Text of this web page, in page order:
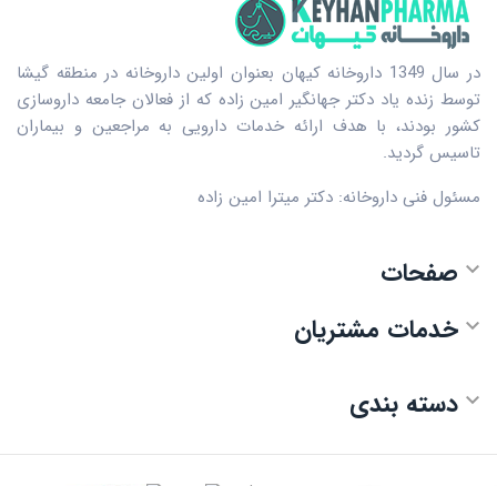
در سال 1349 داروخانه کیهان بعنوان اولین داروخانه در منطقه گیشا
توسط زنده یاد دکتر جهانگیر امین زاده که از فعالان جامعه داروسازی
کشور بودند، با هدف ارائه خدمات دارویی به مراجعین و بیماران
تاسیس گردید.
مسئول فنی داروخانه: دکتر میترا امین زاده
صفحات 
خدمات مشتریان 
دسته بندی 